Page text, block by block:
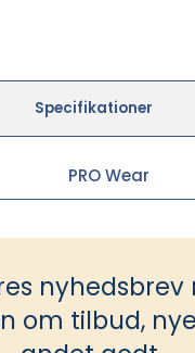
Specifikationer
PRO Wear
nyhedsbrev
om tilbud,